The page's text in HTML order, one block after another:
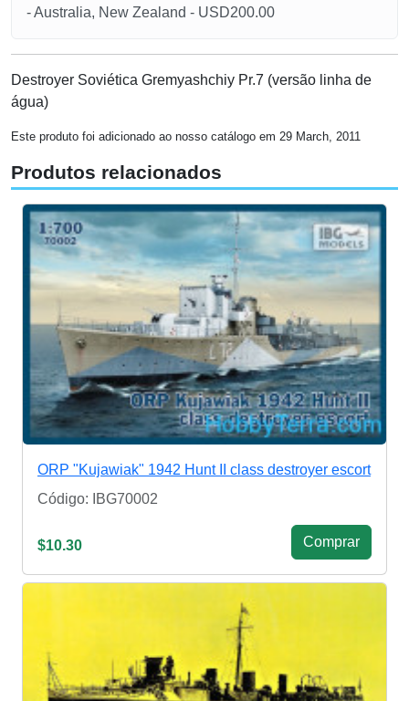
- Australia, New Zealand - USD200.00
Destroyer Soviética Gremyashchiy Pr.7 (versão linha de
água)
Este produto foi adicionado ao nosso catálogo em 29 March, 2011
Produtos relacionados
ORP "Kujawiak" 1942 Hunt II class destroyer escort
Código: IBG70002
$10.30 Сomprar